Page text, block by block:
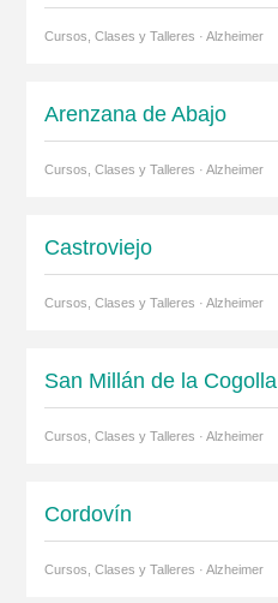
Cursos, Clases y Talleres · Alzheimer
Arenzana de Abajo
Cursos, Clases y Talleres · Alzheimer
Castroviejo
Cursos, Clases y Talleres · Alzheimer
San Millán de la Cogolla
Cursos, Clases y Talleres · Alzheimer
Cordovín
Cursos, Clases y Talleres · Alzheimer